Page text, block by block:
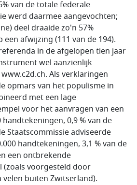
van de totale federale
werd daarmee aangevochten;
deel draaide zo'n 57%
afwijzing (111 van de 194).
in de afgelopen tien jaar
wel aanzienlijk
Als verklaringen
opmars van het populisme in
met een lage
voor het aanvragen van een
0,9 % van de
Staatscommissie adviseerde
handtekeningen, 3,1 % van de
een ontbrekende
(zoals voorgesteld door
velen buiten Zwitserland).